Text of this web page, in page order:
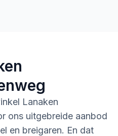
Lanaken
ons uitgebreide aanbod
en breigaren. En dat